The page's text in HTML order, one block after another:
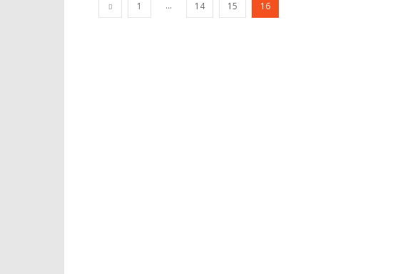
1 ... 14 15 16